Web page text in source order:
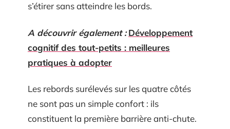
s’étirer sans atteindre les bords.
A découvrir également : Développement
cognitif des tout-petits : meilleures
pratiques à adopter
Les rebords surélevés sur les quatre côtés
ne sont pas un simple confort : ils
constituent la première barrière anti-chute.